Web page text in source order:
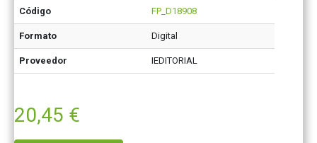
Código FP_D18908
Formato Digital
Proveedor IEDITORIAL
20,45 €